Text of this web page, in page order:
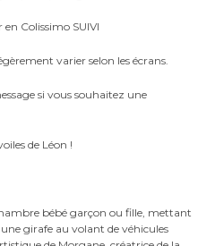
Colissimo SUIVI
varier selon les écrans.
si vous souhaitez une
de Léon !
bébé garçon ou fille, mettant
girafe au volant de véhicules